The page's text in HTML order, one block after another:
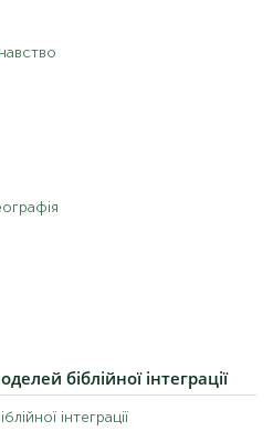
біблійної інтеграції
інтеграції